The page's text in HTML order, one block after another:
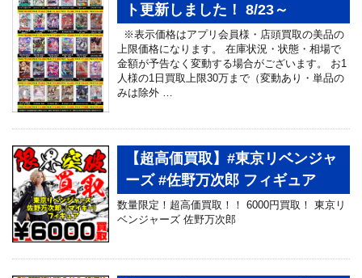
ト更新しました！ 8/23～
※表示価格はアプリ会員様・店頭買取の美品の
上限価格になります。 在庫状況・状態・相場で
金額が予告なく変動する場合がございます。 お1
人様の1日買取上限30万まで（変動あり・単品の
みは除外 …
【超高価買取】#東京リベンジャ
ーズ #佐野万次郎 フィギュア
数量限定！超高価買取！！ 6000円買取！ 東京リ
ベンジャーズ 佐野万次郎